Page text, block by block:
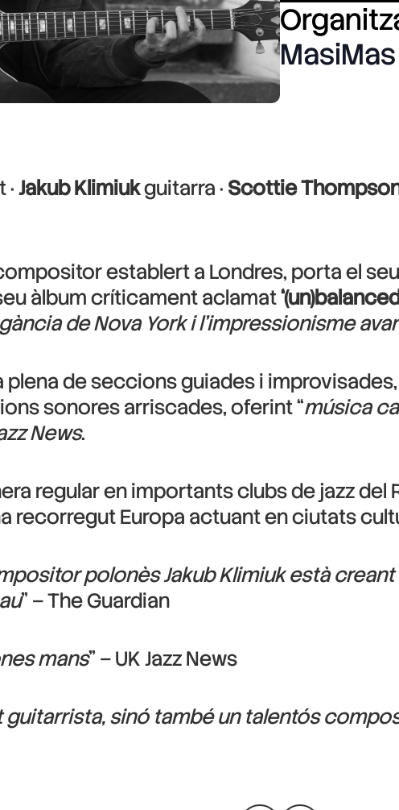
Jakub Klimiukguitarra · Scottie
establert a Londres, porta el
àlbum críticament aclamat
de Nova York i l’impressionisme
plena de seccions guiades i
sonores arriscades, oferint “música
News.
regular en importants clubs de jazz del
recorregut Europa actuant en ciutats
polonès Jakub Klimiuk està creant
” – The Guardian
mans” – UK Jazz News
guitarrista, sinó també un talentós